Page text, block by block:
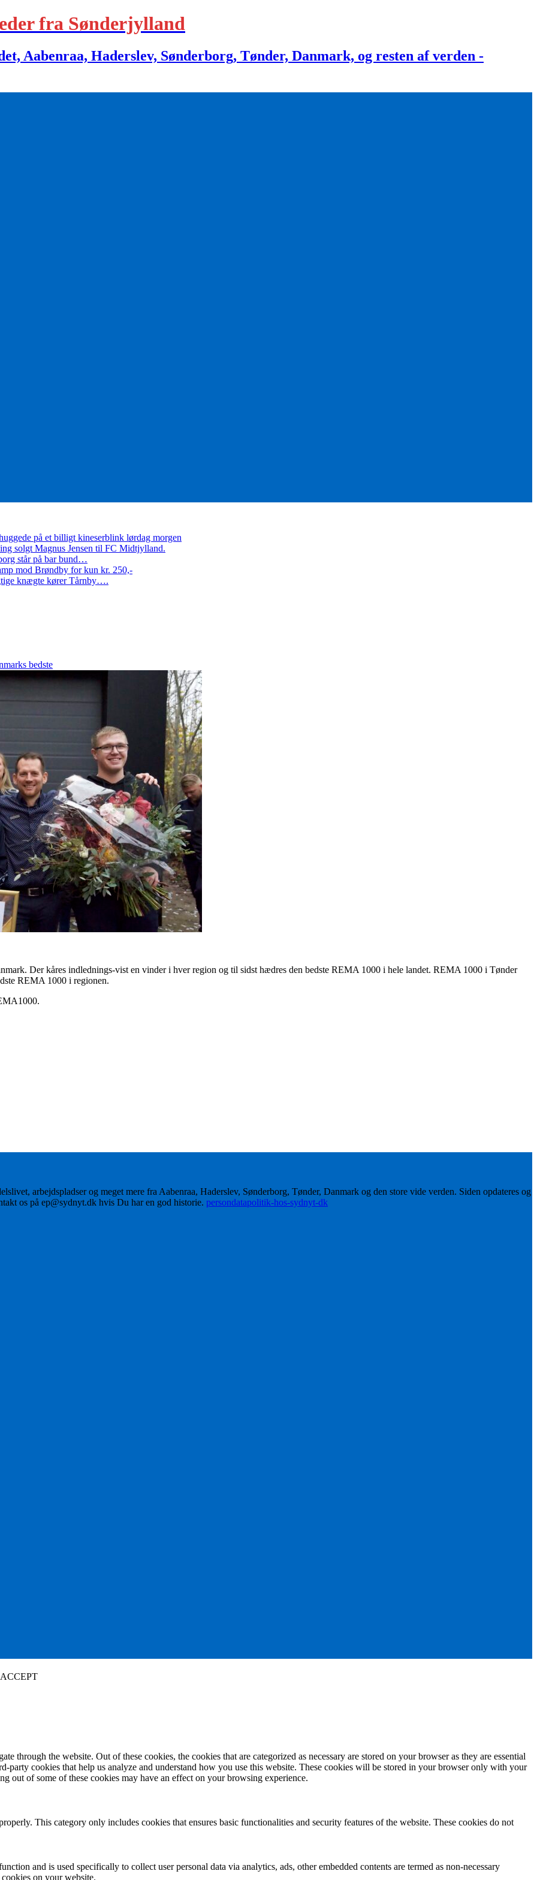
fra Sønderjylland
Aabenraa, Haderslev, Sønderborg, Tønder, Danmark, og resten af verden -
på et billigt kineserblink lørdag morgen
solgt Magnus Jensen til FC Midtjylland.
står på bar bund…
mod Brøndby for kun kr. 250,-
knægte kører Tårnby….
bedste
Der kåres indlednings-vist en vinder i hver region og til sidst hædres den bedste REMA 1000 i hele landet. REMA 1000 i Tønder
REMA 1000 i regionen.
arbejdspladser og meget mere fra Aabenraa, Haderslev, Sønderborg, Tønder, Danmark og den store vide verden. Siden opdateres og
os på ep@sydnyt.dk hvis Du har en god historie. persondatapolitik-hos-sydnyt-dk
ACCEPT
through the website. Out of these cookies, the cookies that are categorized as necessary are stored on your browser as they are essential
party cookies that help us analyze and understand how you use this website. These cookies will be stored in your browser only with your
out of some of these cookies may have an effect on your browsing experience.
This category only includes cookies that ensures basic functionalities and security features of the website. These cookies do not
and is used specifically to collect user personal data via analytics, ads, other embedded contents are termed as non-necessary
on your website.